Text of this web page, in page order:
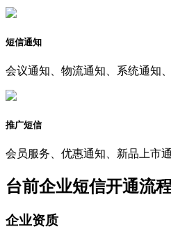
短信通知
会议通知、物流通知、系统通知
推广短信
会员服务、优惠通知、新品上市
台前企业短信开通流
企业资质